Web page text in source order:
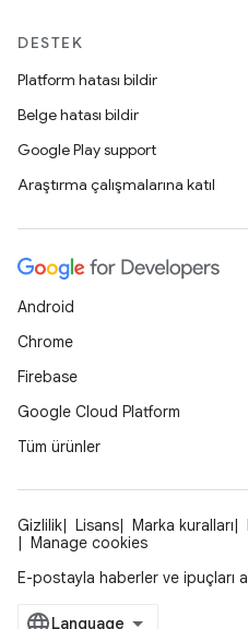
DESTEK
Platform hatası bildir
Belge hatası bildir
Google Play support
Araştırma çalışmalarına katıl
Android
Chrome
Firebase
Google Cloud Platform
Tüm ürünler
Gizlilik Lisans Marka kuralları
Manage cookies
E-postayla haberler ve ipuçları al